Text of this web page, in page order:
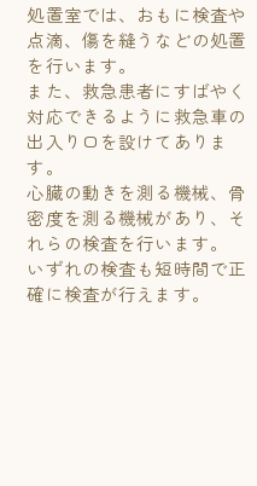
処置室では、おもに検査や
点滴、傷を縫うなどの処置
を行います。
また、救急患者にすばやく
対応できるように救急車の
出入り口を設けてありま
す。
心臓の動きを測る機械、骨
密度を測る機械があり、そ
れらの検査を行います。
いずれの検査も短時間で正
確に検査が行えます。